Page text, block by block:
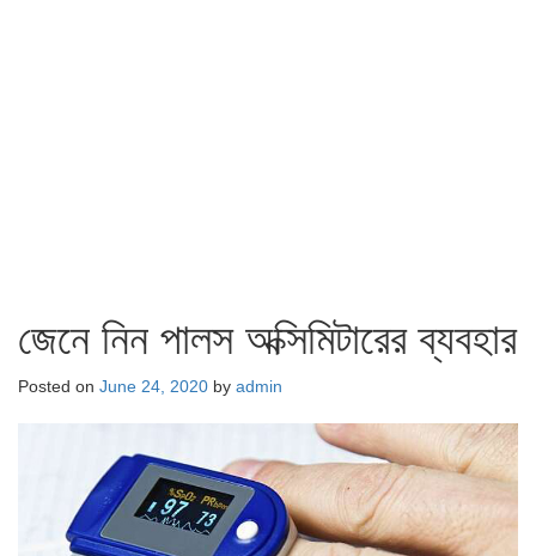
জেনে নিন পালস অক্সিমিটারের ব্যবহার
Posted on June 24, 2020 by admin